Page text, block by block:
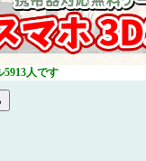
人です